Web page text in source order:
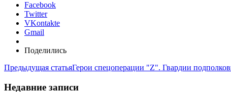
Facebook
Twitter
VKontakte
Gmail
Поделились
Предыдущая статьяГерои спецоперации "Z". Гвардии
Недавние записи